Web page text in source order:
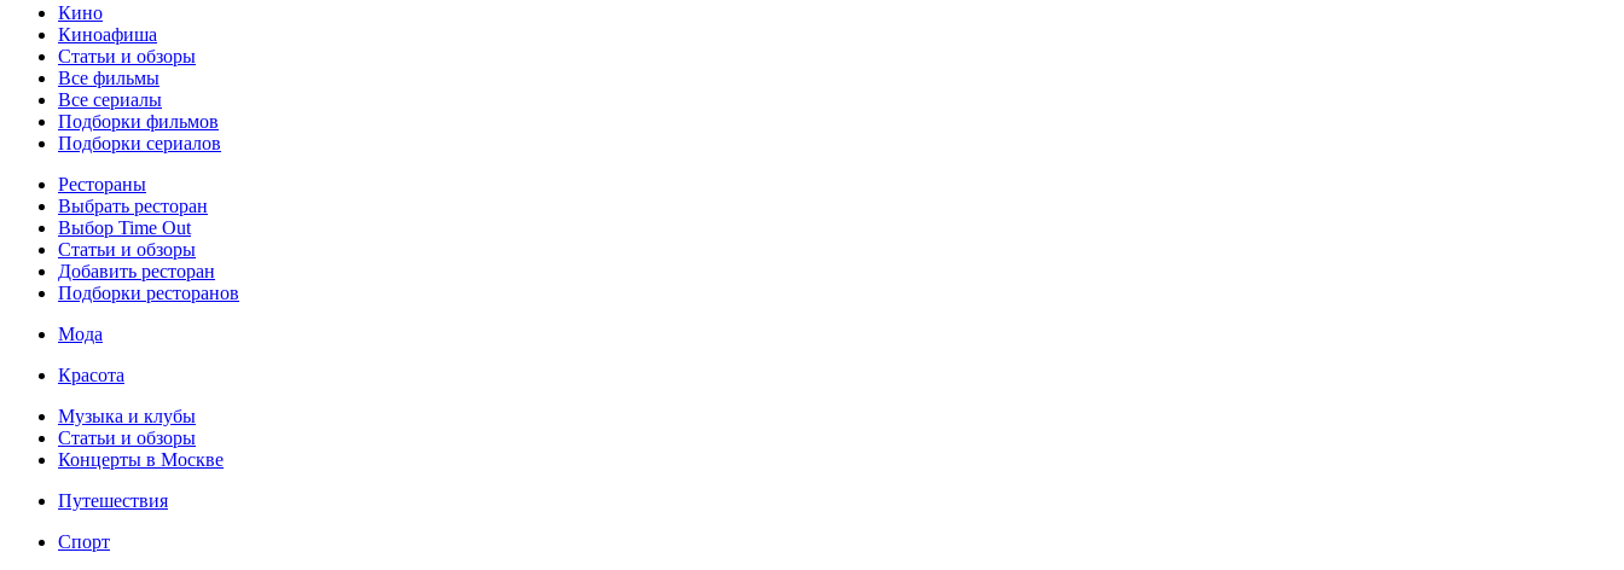
Кино
Киноафиша
Статьи и обзоры
Все фильмы
Все сериалы
Подборки фильмов
Подборки сериалов
Рестораны
Выбрать ресторан
Выбор Time Out
Статьи и обзоры
Добавить ресторан
Подборки ресторанов
Мода
Красота
Музыка и клубы
Статьи и обзоры
Концерты в Москве
Путешествия
Спорт